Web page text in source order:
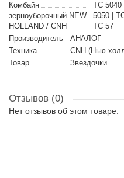
Комбайн
зерноуборочный NEW
HOLLAND / CNH
TC 5040
5050 |
TC 57
Производитель
АНАЛОГ
Техника
CNH (Нью
Товар
Звездочки
Отзывов (0)
Нет отзывов об этом товаре.